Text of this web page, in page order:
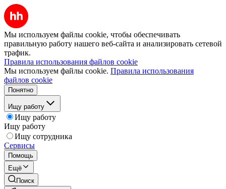
Мы используем файлы cookie, чтобы обеспечивать
правильную работу нашего веб-сайта и анализировать сетевой
трафик.
Правила использования файлов cookie
Мы используем файлы cookie. Правила использования
файлов cookie
Понятно
Ищу работу
Ищу работу
Ищу работу
Ищу сотрудника
Сервисы
Помощь
Ещё
Поиск